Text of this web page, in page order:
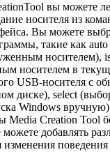
вы можете
носителя из
Вы можете
такие как auto
носителем),
носителем в
USB-носителя с
диске), select
Windows
Media Creation Tool
добавлять
изменения